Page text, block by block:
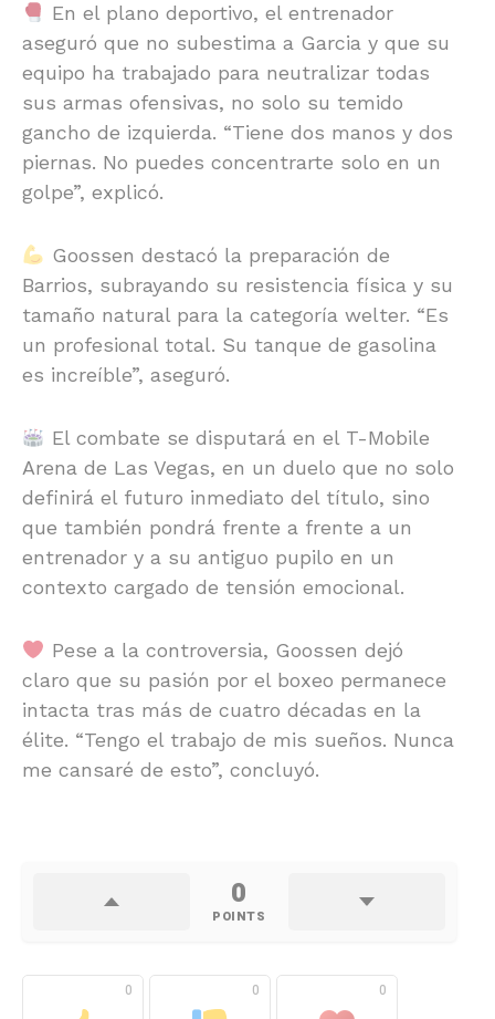
En el plano deportivo, el entrenador
aseguró que no subestima a Garcia y que su
equipo ha trabajado para neutralizar todas
sus armas ofensivas, no solo su temido
gancho de izquierda. “Tiene dos manos y dos
piernas. No puedes concentrarte solo en un
golpe”, explicó.
Goossen destacó la preparación de
Barrios, subrayando su resistencia física y su
tamaño natural para la categoría welter. “Es
un profesional total. Su tanque de gasolina
es increíble”, aseguró.
El combate se disputará en el T-Mobile
Arena de Las Vegas, en un duelo que no solo
definirá el futuro inmediato del título, sino
que también pondrá frente a frente a un
entrenador y a su antiguo pupilo en un
contexto cargado de tensión emocional.
Pese a la controversia, Goossen dejó
claro que su pasión por el boxeo permanece
intacta tras más de cuatro décadas en la
élite. “Tengo el trabajo de mis sueños. Nunca
me cansaré de esto”, concluyó.
0
POINTS
0 0 0